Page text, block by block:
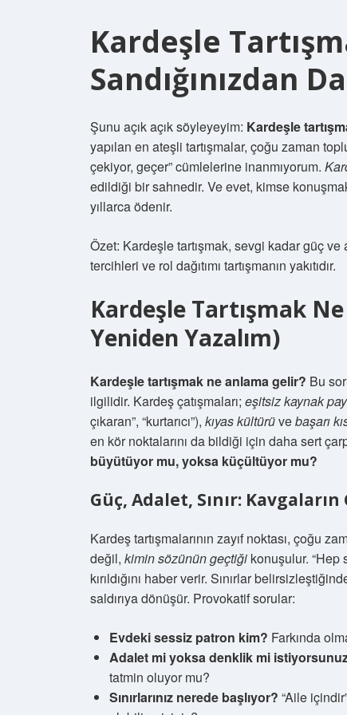
Kardeşle
Sandığınızdan
Şunu açık açık söyleyeyim: Kardeşle
yapılan en ateşli tartışmalar, çoğu zaman
çekiyor, geçer” cümlelerine inanmıyorum.
edildiği bir sahnedir. Ve evet, kimse
yıllarca ödenir.
Özet: Kardeşle tartışmak, sevgi kadar güç ve
tercihleri ve rol dağıtımı tartışmanın yakıtıdır.
Kardeşle Tartışmak
Yeniden Yazalım)
Kardeşle tartışmak ne anlama gelir? Bu
ilgilidir. Kardeş çatışmaları; eşitsiz kaynak
çıkaran”, “kurtarıcı”), kıyas kültürüvebaşarı
en kör noktalarını da bildiği için daha sert
büyütüyor mu, yoksa küçültüyor mu?
Güç, Adalet, Sınır:
Kardeş tartışmalarının zayıf noktası, çoğu
değil, kimin sözünün geçtiği konuşulur. “Hep
kırıldığını haber verir. Sınırlar
saldırıya dönüşür. Provokatif sorular:
Evdeki sessiz patron kim? Farkında
Adalet mi yoksa denklik mi
tatmin oluyor mu?
Sınırlarınız nerede başlıyor? “Aile